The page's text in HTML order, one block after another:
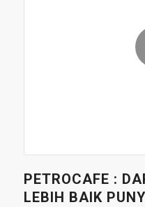
PETROCAFE :
LEBIH BAIK